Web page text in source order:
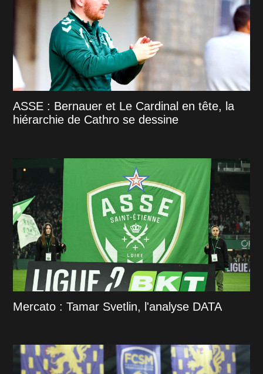
ASSE : Bernauer et Le Cardinal en tête, la
hiérarchie de Cathro se dessine
Mercato : Tamar Svetlin, l'analyse DATA